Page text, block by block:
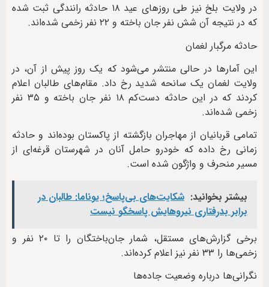
در ولایت بلخ نیز طی روزهای عید ۱۸ حادثه رانندگی ثبت شده
که در نتیجه آن شش نفر جان باخته و ۲۲ نفر زخمی شده‌اند.
حادثه مرگبار لغمان
این آمارها در حالی منتشر می‌شود که یک روز پیش از آن، در
ولایت لغمان یک سانحه شدید رخ داد. مقام‌های طالبان اعلام
کردند که در این حادثه دست‌کم ۱۸ نفر جان باخته و ۳۵ نفر
زخمی شده‌اند.
تمامی قربانیان از مهاجران بازگشته از پاکستان بوده‌اند و حادثه
زمانی رخ داده که خودرو حامل آنان در شهرستان قرغه‌ای از
مسیر منحرف و واژگون شده است.
بیشتر بخوانید: شکایت‌های بی‌پاسخ؛ یوناما: طالبان در
برابر بدرفتاری نیروهایش پاسخگو نیست
برخی گزارش‌های مستقل، شمار جان‌باختگان را تا ۲۰ نفر و
زخمی‌ها را ۳۳ نفر نیز اعلام کرده‌اند.
نگرانی‌ها درباره وضعیت جاده‌ها